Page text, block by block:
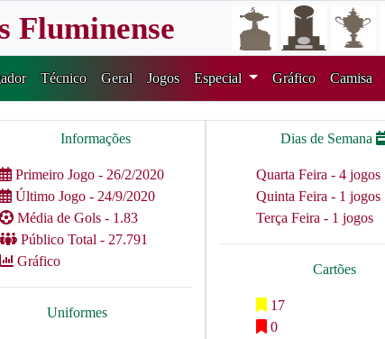
Fluminense
Técnico Geral Jogos Especial Gráfico Camisa
Informações
Primeiro Jogo - 26/2/2020
Último Jogo - 24/9/2020
Média de Gols - 1.83
Público Total - 27.791
Gráfico
Uniformes
Dias de Semana
Quarta Feira - 4 jogos
Quinta Feira - 1 jogos
Terça Feira - 1 jogos
Cartões
17
0